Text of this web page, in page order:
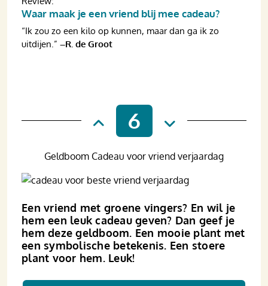
Waar maak je een vriend blij mee cadeau?
“Ik zou zo een kilo op kunnen, maar dan ga ik zo
uitdijen.” –R. de Groot
6
Een vriend met groene vingers? En wil je
hem een leuk cadeau geven? Dan geef je
hem deze geldboom. Een mooie plant met
een symbolische betekenis. Een stoere
plant voor hem. Leuk!
Geldboom Cadeau voor vriend verjaardag